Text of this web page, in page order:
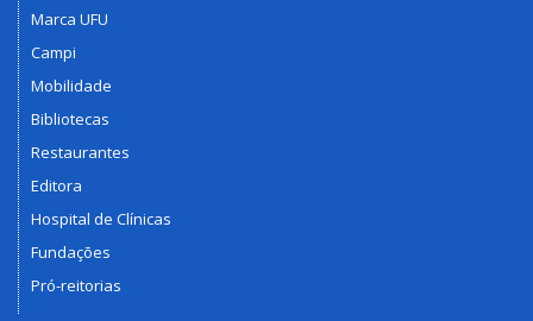
Marca UFU
Campi
Mobilidade
Bibliotecas
Restaurantes
Editora
Hospital de Clínicas
Fundações
Pró-reitorias